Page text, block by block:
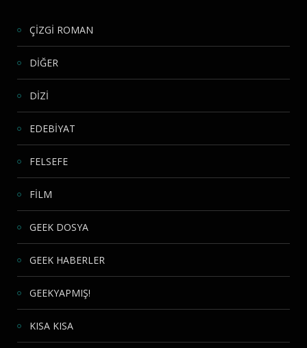
ÇİZGİ ROMAN
DİĞER
DİZİ
EDEBİYAT
FELSEFE
FİLM
GEEK DOSYA
GEEK HABERLER
GEEKYAPMIŞ!
KISA KISA